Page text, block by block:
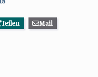
Teilen
Mail